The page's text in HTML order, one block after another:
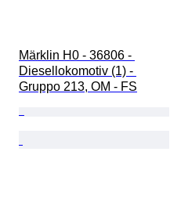
Märklin H0 - 36806 -
Diesellokomotiv (1) -
Gruppo 213, OM - FS